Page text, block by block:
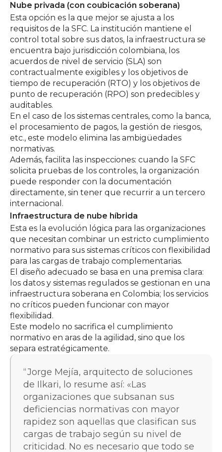
Nube privada (con coubicación soberana)
Esta opción es la que mejor se ajusta a los
requisitos de la SFC. La institución mantiene el
control total sobre sus datos, la infraestructura se
encuentra bajo jurisdicción colombiana, los
acuerdos de nivel de servicio (SLA) son
contractualmente exigibles y los objetivos de
tiempo de recuperación (RTO) y los objetivos de
punto de recuperación (RPO) son predecibles y
auditables.
En el caso de los sistemas centrales, como la banca,
el procesamiento de pagos, la gestión de riesgos,
etc., este modelo elimina las ambigüedades
normativas.
Además, facilita las inspecciones: cuando la SFC
solicita pruebas de los controles, la organización
puede responder con la documentación
directamente, sin tener que recurrir a un tercero
internacional.
Infraestructura de nube híbrida
Esta es la evolución lógica para las organizaciones
que necesitan combinar un estricto cumplimiento
normativo para sus sistemas críticos con flexibilidad
para las cargas de trabajo complementarias.
El diseño adecuado se basa en una premisa clara:
los datos y sistemas regulados se gestionan en una
infraestructura soberana en Colombia; los servicios
no críticos pueden funcionar con mayor
flexibilidad.
Este modelo no sacrifica el cumplimiento
normativo en aras de la agilidad, sino que los
separa estratégicamente.
Jorge Mejía, arquitecto de soluciones
de Ilkari, lo resume así: «Las
organizaciones que subsanan sus
deficiencias normativas con mayor
rapidez son aquellas que clasifican sus
cargas de trabajo según su nivel de
criticidad. No es necesario que todo se